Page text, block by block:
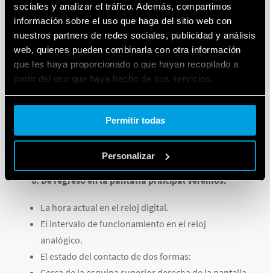
sociales y analizar el tráfico. Además, compartimos
información sobre el uso que haga del sitio web con
nuestros partners de redes sociales, publicidad y análisis
web, quienes pueden combinarla con otra información
que les haya proporcionado o que hayan recopilado a
partir del uso que haya hecho de sus servicios.
Cookie policy.
Permitir todas
Personalizar
5. Para terminar, presiona brevemente el botón
central del joystick.
6. De regreso en la pantalla principal veremos:
La hora actual en el reloj digital.
El intervalo de funcionamiento en el reloj
analógico.
El estado del contacto de dos formas: